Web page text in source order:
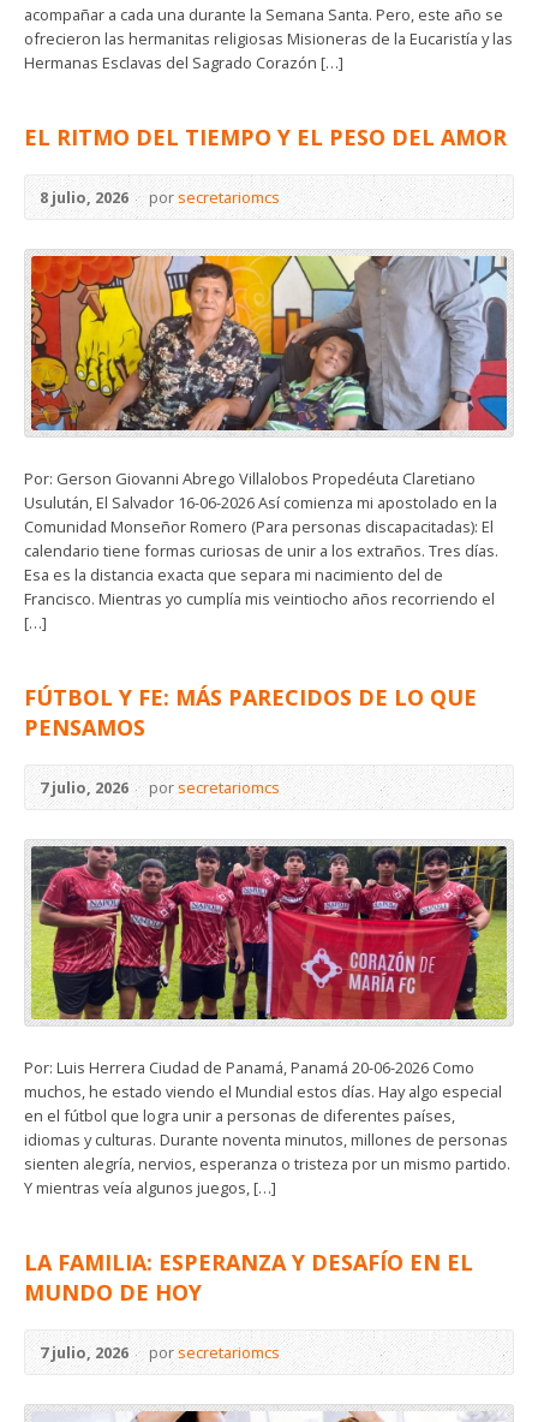
acompañar a cada una durante la Semana Santa. Pero, este año se
ofrecieron las hermanitas religiosas Misioneras de la Eucaristía y las
Hermanas Esclavas del Sagrado Corazón […]
EL RITMO DEL TIEMPO Y EL PESO DEL AMOR
8 julio, 2026 porsecretariomcs
Por: Gerson Giovanni Abrego Villalobos Propedéuta Claretiano
Usulután, El Salvador 16-06-2026 Así comienza mi apostolado en la
Comunidad Monseñor Romero (Para personas discapacitadas): El
calendario tiene formas curiosas de unir a los extraños. Tres días.
Esa es la distancia exacta que separa mi nacimiento del de
Francisco. Mientras yo cumplía mis veintiocho años recorriendo el
[…]
FÚTBOL Y FE: MÁS PARECIDOS DE LO QUE
PENSAMOS
7 julio, 2026 porsecretariomcs
Por: Luis Herrera Ciudad de Panamá, Panamá 20-06-2026 Como
muchos, he estado viendo el Mundial estos días. Hay algo especial
en el fútbol que logra unir a personas de diferentes países,
idiomas y culturas. Durante noventa minutos, millones de personas
sienten alegría, nervios, esperanza o tristeza por un mismo partido.
Y mientras veía algunos juegos, […]
LA FAMILIA: ESPERANZA Y DESAFÍO EN EL
MUNDO DE HOY
7 julio, 2026 porsecretariomcs